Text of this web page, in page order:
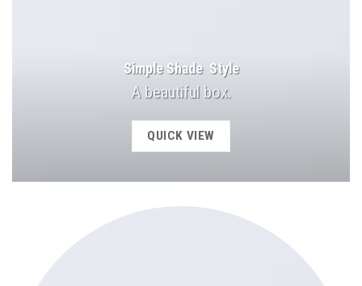
Simple Shade Style
A beautiful box.
QUICK VIEW